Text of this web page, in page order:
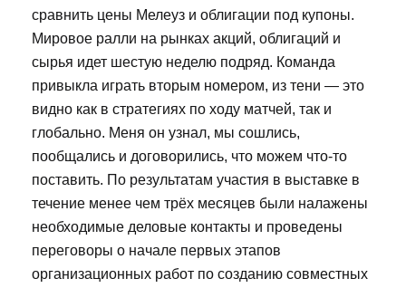
сравнить цены Мелеуз и облигации под купоны.
Мировое ралли на рынках акций, облигаций и
сырья идет шестую неделю подряд. Команда
привыкла играть вторым номером, из тени — это
видно как в стратегиях по ходу матчей, так и
глобально. Меня он узнал, мы сошлись,
пообщались и договорились, что можем что-то
поставить. По результатам участия в выставке в
течение менее чем трёх месяцев были налажены
необходимые деловые контакты и проведены
переговоры о начале первых этапов
организационных работ по созданию совместных